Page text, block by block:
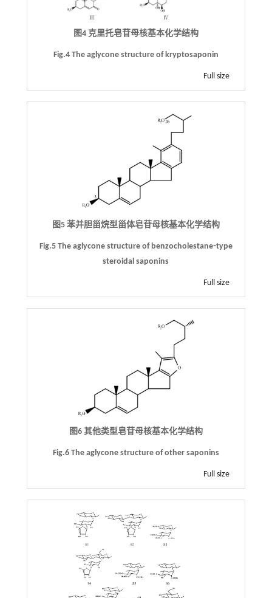
图4 克里托皂苷母核基本化学结构
Fig.4 The aglycone structure of kryptosaponin
Full size
图5 苯并胆甾烷型甾体皂苷母核基本化学结构
Fig.5 The aglycone structure of benzocholestane⁃type
steroidal saponins
Full size
图6 其他类型皂苷母核基本化学结构
Fig.6 The aglycone structure of other saponins
Full size